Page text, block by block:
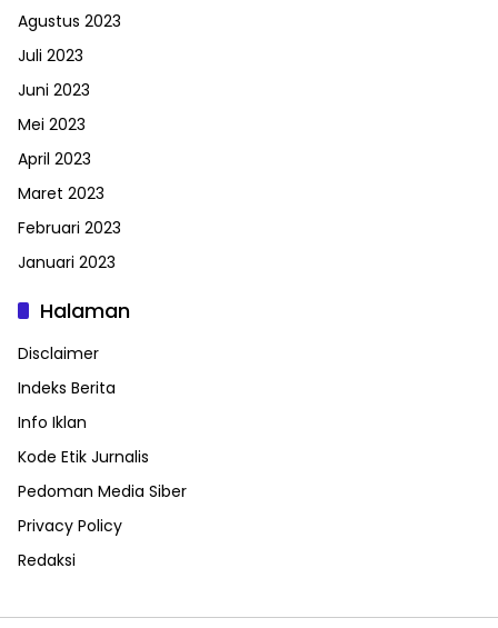
Agustus 2023
Juli 2023
Juni 2023
Mei 2023
April 2023
Maret 2023
Februari 2023
Januari 2023
Halaman
Disclaimer
Indeks Berita
Info Iklan
Kode Etik Jurnalis
Pedoman Media Siber
Privacy Policy
Redaksi